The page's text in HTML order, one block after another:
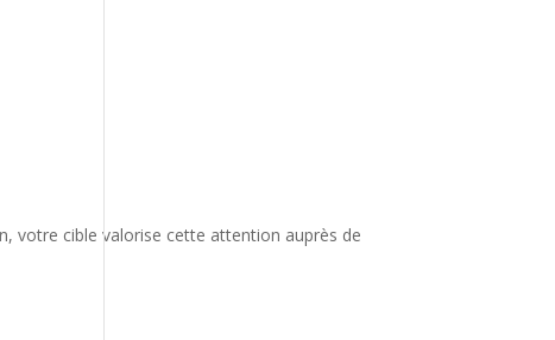
votre cible valorise cette attention auprès de